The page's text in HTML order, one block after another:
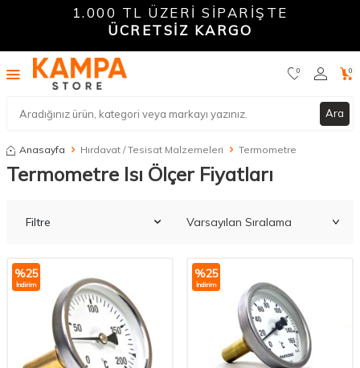
1.000 TL ÜZERİ SİPARİŞTE
ÜCRETSİZ KARGO
Ara
0 0
Anasayfa Hırdavat / Tesisat Malzemeleri Termometre
Termometre Isı Ölçer Fiyatları
Filtre
%25
İndirim
%25
İndirim